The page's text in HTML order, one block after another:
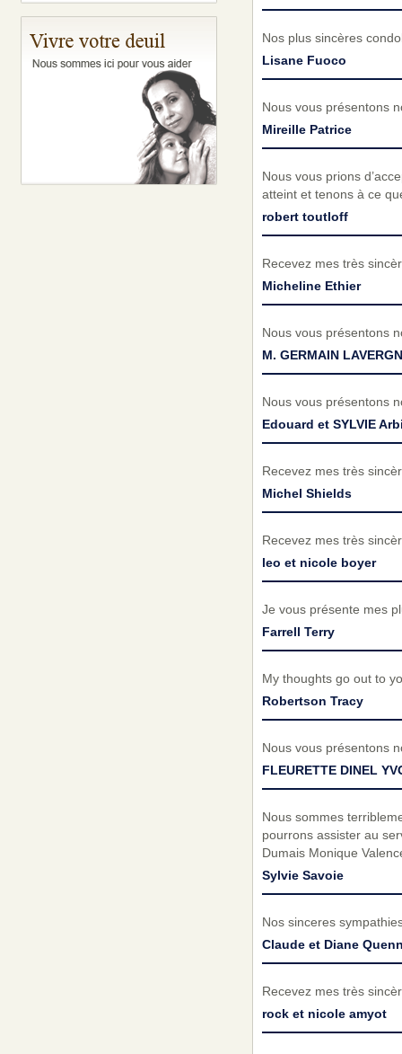
Nos plus sincères
Lisane Fuoco
Nous vous présentons
Mireille Patrice
Nous vous prions
atteint et tenons à ce
robert toutloff
Recevez mes très
Micheline Ethier
Nous vous présentons
M. GERMAIN
Nous vous présentons
Edouard et SYLVIE
Recevez mes très
Michel Shields
Recevez mes très
leo et nicole boyer
Je vous présente mes
Farrell Terry
My thoughts go out to
Robertson Tracy
Nous vous présentons
FLEURETTE DINEL
Nous sommes
pourrons assister au
Dumais Monique
Sylvie Savoie
Nos sinceres
Claude et Diane
Recevez mes très
rock et nicole amyot